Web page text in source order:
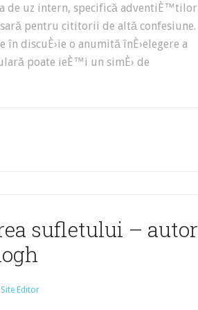
uz intern, specifică adventiÈ™tilor
pentru cititorii de altă confesiune.
discuÈ›ie o anumită înÈ›elegere a
poate ieÈ™i un simÈ› de
sufletului – autor
Site Editor